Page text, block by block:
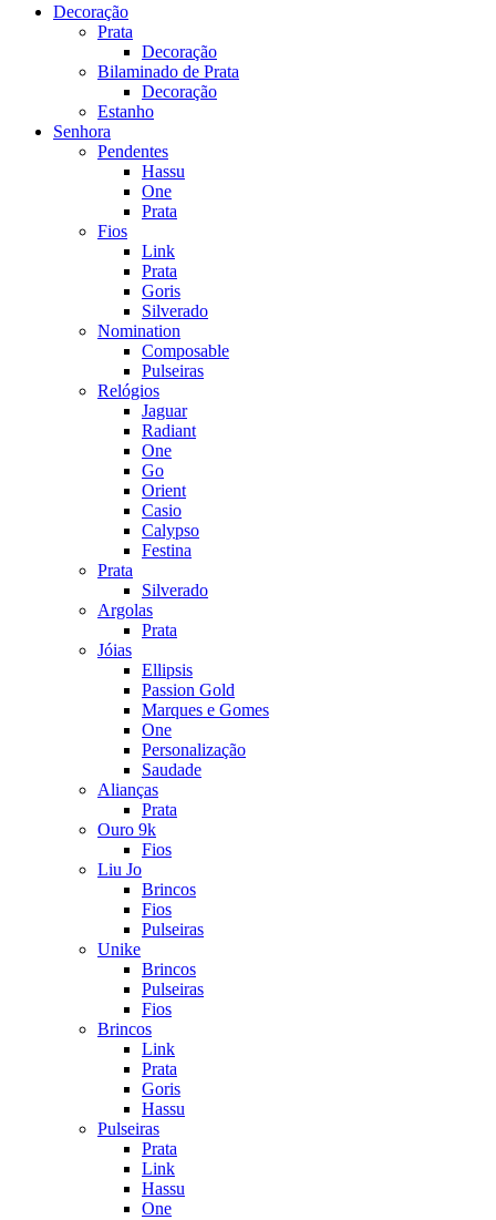
Decoração
Prata
Decoração
Bilaminado de Prata
Decoração
Estanho
Senhora
Pendentes
Hassu
One
Prata
Fios
Link
Prata
Goris
Silverado
Nomination
Composable
Pulseiras
Relógios
Jaguar
Radiant
One
Go
Orient
Casio
Calypso
Festina
Prata
Silverado
Argolas
Prata
Jóias
Ellipsis
Passion Gold
Marques e Gomes
One
Personalização
Saudade
Alianças
Prata
Ouro 9k
Fios
Liu Jo
Brincos
Fios
Pulseiras
Unike
Brincos
Pulseiras
Fios
Brincos
Link
Prata
Goris
Hassu
Pulseiras
Prata
Link
Hassu
One